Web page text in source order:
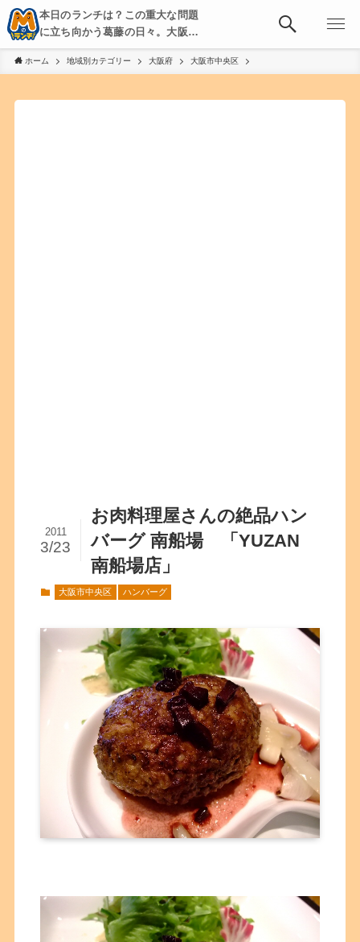
本日のランチは？この重大な問題
に立ち向かう葛藤の日々。大阪・
京都・神戸を中心とした食べ歩
き、飲み歩きを綴る。
ホーム 地域別カテゴリー 大阪府 大阪市中央区
お肉料理屋さんの絶品ハン
バーグ 南船場 「YUZAN
南船場店」
2011
3/23
大阪市中央区 ハンバーグ